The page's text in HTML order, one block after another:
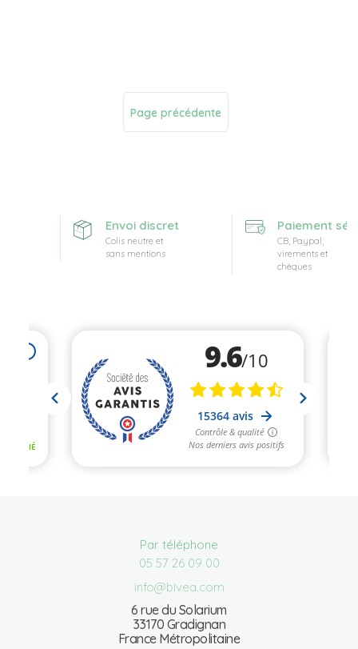
Page précédente
Envoi discret
Colis neutre et
sans mentions
Paiement
CB, Paypal,
virements et
chèques
Par téléphone
05 57 26 09 00
info@bivea.com
6 rue du Solarium
33170 Gradignan
France Métropolitaine